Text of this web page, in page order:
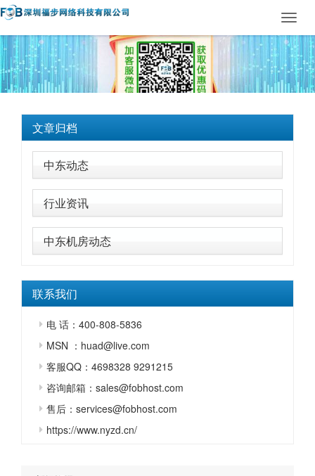
文章归档
中东动态
行业资讯
中东机房动态
联系我们
电 话：400-808-5836
MSN ：huad@live.com
客服QQ：4698328 9291215
咨询邮箱：sales@fobhost.com
售后：services@fobhost.com
https://www.nyzd.cn/